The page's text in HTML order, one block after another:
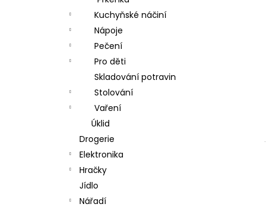
Kuchyňské náčiní
Nápoje
Pečení
Pro děti
Skladování potravin
Stolování
Vaření
Úklid
Drogerie
Elektronika
Hračky
Jídlo
Nářadí